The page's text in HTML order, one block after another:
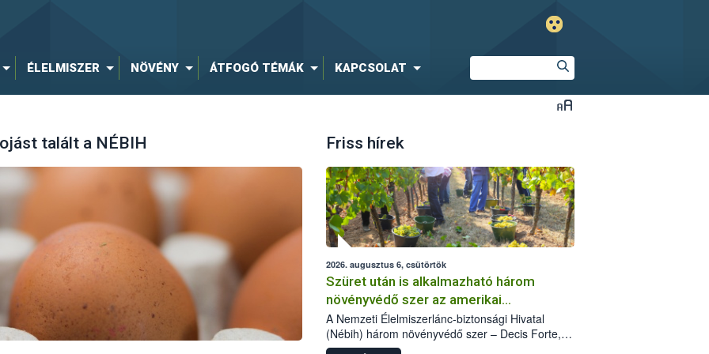
ÉLELMISZER NÖVÉNY ÁTFOGÓ TÉMÁK KAPCSOLAT
talált a NÉBIH Friss hírek
2026. augusztus 6, csütörtök
Szüret után is alkalmazható három
növényvédő szer az amerikai
szőlőkabóca ellen
A Nemzeti Élelmiszerlánc-biztonsági Hivatal
(Nébih) három növényvédő szer – Decis Forte,
Klartan 24 EW, Oroganic – engedélyokiratát